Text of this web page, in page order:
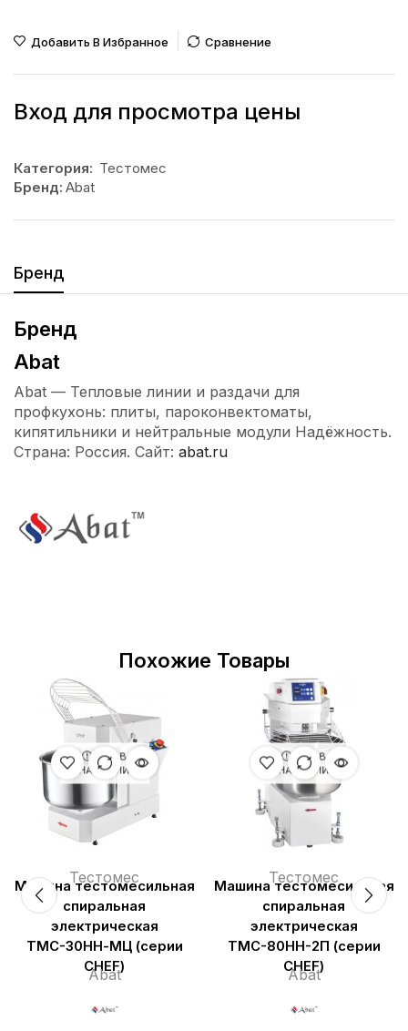
Добавить В Избранное Сравнение
Вход для просмотра цены
Категория: Тестомес
Бренд: Abat
Бренд
Бренд
Abat
Abat — Тепловые линии и раздачи для
профкухонь: плиты, пароконвектоматы,
кипятильники и нейтральные модули Надёжность.
Страна: Россия. Сайт: abat.ru
Похожие Товары
НЕТ В
НАЛИЧИИ
Тестомес
Машина тестомесильная
спиральная
электрическая
ТМС-30НН-МЦ (серии
CHEF)
Abat
НЕТ В
НАЛИЧИИ
Тестомес
Машина тестомесильная
спиральная
электрическая
ТМС-80НН-2П (серии
CHEF)
Abat